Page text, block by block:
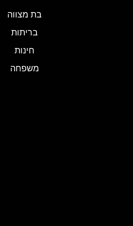
בת מצווה
בריתות
משפחה